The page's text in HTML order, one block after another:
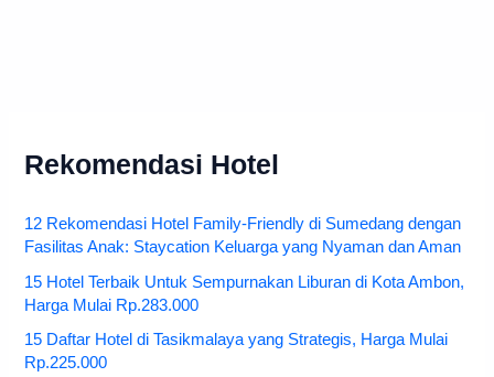
Rekomendasi Hotel
12 Rekomendasi Hotel Family-Friendly di Sumedang dengan
Fasilitas Anak: Staycation Keluarga yang Nyaman dan Aman
15 Hotel Terbaik Untuk Sempurnakan Liburan di Kota Ambon,
Harga Mulai Rp.283.000
15 Daftar Hotel di Tasikmalaya yang Strategis, Harga Mulai
Rp.225.000